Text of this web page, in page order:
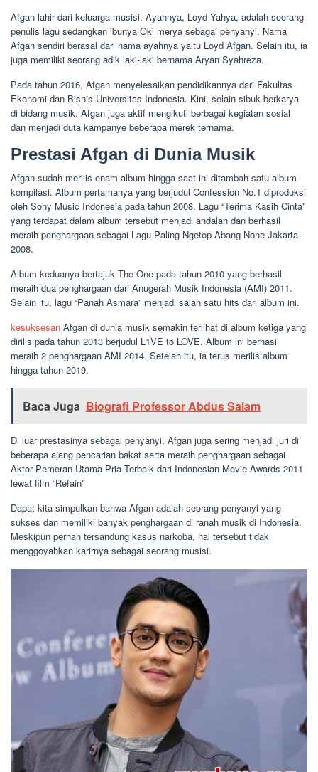
Afgan lahir dari keluarga musisi. Ayahnya, Loyd Yahya, adalah seorang
penulis lagu sedangkan ibunya Oki merya sebagai penyanyi. Nama
Afgan sendiri berasal dari nama ayahnya yaitu Loyd Afgan. Selain itu, ia
juga memiliki seorang adik laki-laki bernama Aryan Syahreza.
Pada tahun 2016, Afgan menyelesaikan pendidikannya dari Fakultas
Ekonomi dan Bisnis Universitas Indonesia. Kini, selain sibuk berkarya
di bidang musik, Afgan juga aktif mengikuti berbagai kegiatan sosial
dan menjadi duta kampanye beberapa merek ternama.
Prestasi Afgan di Dunia Musik
Afgan sudah merilis enam album hingga saat ini ditambah satu album
kompilasi. Album pertamanya yang berjudul Confession No.1 diproduksi
oleh Sony Music Indonesia pada tahun 2008. Lagu “Terima Kasih Cinta”
yang terdapat dalam album tersebut menjadi andalan dan berhasil
meraih penghargaan sebagai Lagu Paling Ngetop Abang None Jakarta
2008.
Album keduanya bertajuk The One pada tahun 2010 yang berhasil
meraih dua penghargaan dari Anugerah Musik Indonesia (AMI) 2011.
Selain itu, lagu “Panah Asmara” menjadi salah satu hits dari album ini.
kesuksesan Afgan di dunia musik semakin terlihat di album ketiga yang
dirilis pada tahun 2013 berjudul L1VE to LOVE. Album ini berhasil
meraih 2 penghargaan AMI 2014. Setelah itu, ia terus merilis album
hingga tahun 2019.
Baca Juga Biografi Professor Abdus Salam
Di luar prestasinya sebagai penyanyi, Afgan juga sering menjadi juri di
beberapa ajang pencarian bakat serta meraih penghargaan sebagai
Aktor Pemeran Utama Pria Terbaik dari Indonesian Movie Awards 2011
lewat film “Refain”
Dapat kita simpulkan bahwa Afgan adalah seorang penyanyi yang
sukses dan memiliki banyak penghargaan di ranah musik di Indonesia.
Meskipun pernah tersandung kasus narkoba, hal tersebut tidak
menggoyahkan karirnya sebagai seorang musisi.